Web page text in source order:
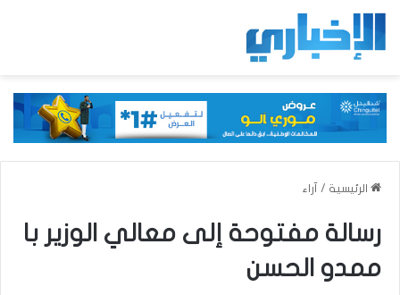
الرئيسية / آراء
رسالة مفتوحة إلى معالي الوزير با
ممدو الحسن